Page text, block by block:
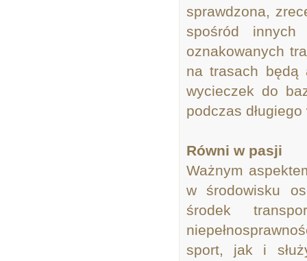
sprawdzona,
spośród
oznakowanych
na trasach będą
wycieczek do
podczas
Równi w pasji
Ważnym
w środowisku
środek
sport, jak i